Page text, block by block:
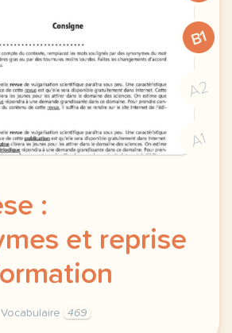
B1
A2
A1
:
et reprise
Vocabulaire 469